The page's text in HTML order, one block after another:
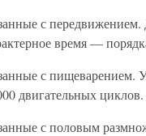
с
время —
с пищеварением. У
двигатель­ных циклов.
с половым